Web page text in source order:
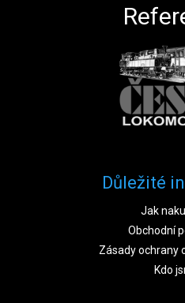
Důležité
Jak
Obchodní
Zásady ochrany
Kdo